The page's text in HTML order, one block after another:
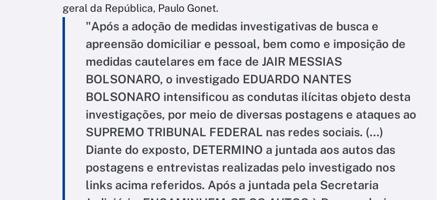
geral da República, Paulo Gonet.
"Após a adoção de medidas investigativas de busca e
apreensão domiciliar e pessoal, bem como e imposição de
medidas cautelares em face de JAIR MESSIAS
BOLSONARO, o investigado EDUARDO NANTES
BOLSONARO intensificou as condutas ilícitas objeto desta
investigações, por meio de diversas postagens e ataques ao
SUPREMO TRIBUNAL FEDERAL nas redes sociais. (...)
Diante do exposto, DETERMINO a juntada aos autos das
postagens e entrevistas realizadas pelo investigado nos
links acima referidos. Após a juntada pela Secretaria